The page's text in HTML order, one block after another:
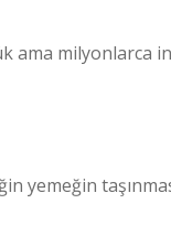
milyonlarca
yemeğin